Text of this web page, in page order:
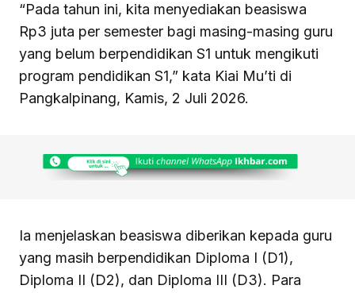
“Pada tahun ini, kita menyediakan beasiswa
Rp3 juta per semester bagi masing-masing guru
yang belum berpendidikan S1 untuk mengikuti
program pendidikan S1,” kata Kiai Mu’ti di
Pangkalpinang, Kamis, 2 Juli 2026.
Ia menjelaskan beasiswa diberikan kepada guru
yang masih berpendidikan Diploma I (D1),
Diploma II (D2), dan Diploma III (D3). Para